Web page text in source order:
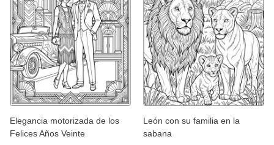
Elegancia motorizada de los
Felices Años Veinte
León con su familia en la
sabana